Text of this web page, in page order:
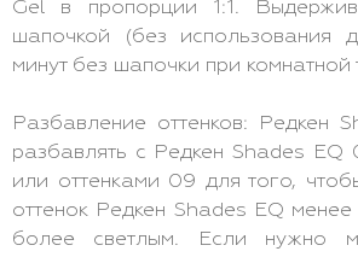
Gel в пропорции 1:1.
шапочкой (без использования
минут без шапочки при комнатной
Разбавление оттенков: Редкен
разбавлять с Редкен Shades
или оттенками 09 для того,
оттенок Редкен Shades EQ
более светлым. Если нужно